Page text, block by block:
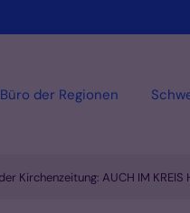
Büro der Regionen
Kirchenzeitung: AUCH IM KREIS